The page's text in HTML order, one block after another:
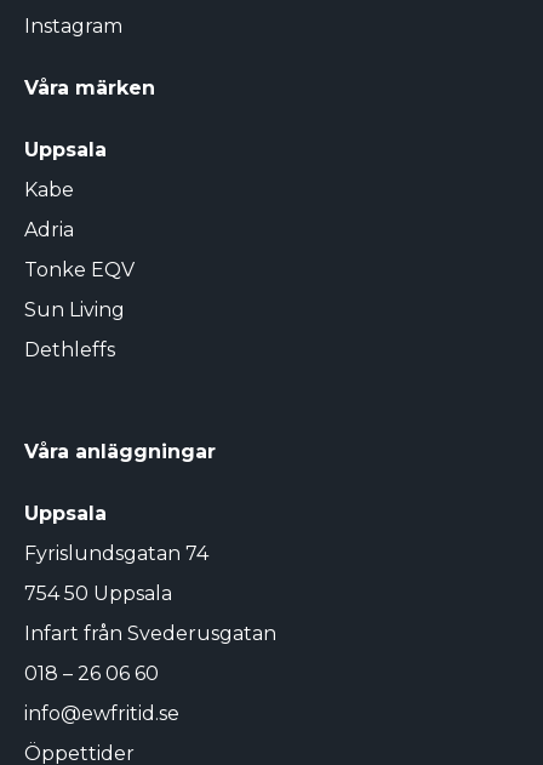
Instagram
Våra märken
Uppsala
Kabe
Adria
Tonke EQV
Sun Living
Dethleffs
Våra anläggningar
Uppsala
Fyrislundsgatan 74
754 50 Uppsala
Infart från Svederusgatan
018 – 26 06 60
info@ewfritid.se
Öppettider